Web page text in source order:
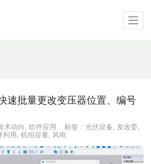
速批量更改变压器位置、编号
术动向 , 软件应用 标签： 光伏设备, 发改委,
利用, 机组容量, 风电